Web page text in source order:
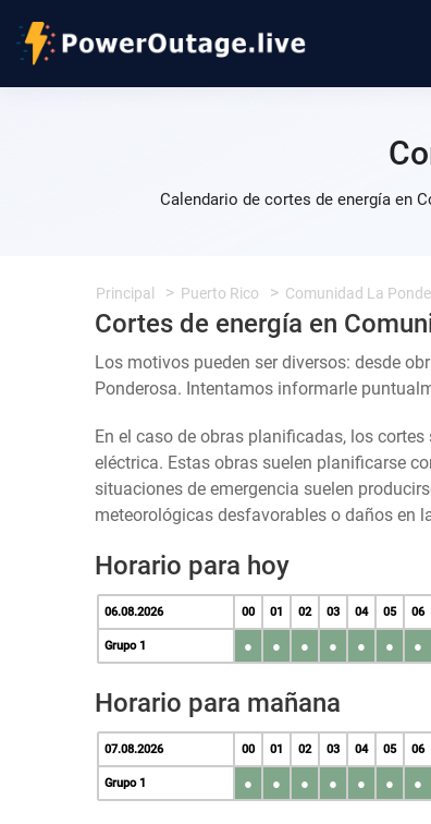
Calendario de cortes de energía en
Principal Puerto Rico Comunidad La
Cortes de energía en
Los motivos pueden ser diversos: desde
Ponderosa. Intentamos informarle
En el caso de obras planificadas, los
eléctrica. Estas obras suelen planificarse
situaciones de emergencia suelen
meteorológicas desfavorables o daños en
Horario para hoy
06.08.2026 00 01 02 03 04 05 06
Grupo 1 ● ● ● ● ● ● ●
Horario para mañana
07.08.2026 00 01 02 03 04 05 06
Grupo 1 ● ● ● ● ● ● ●